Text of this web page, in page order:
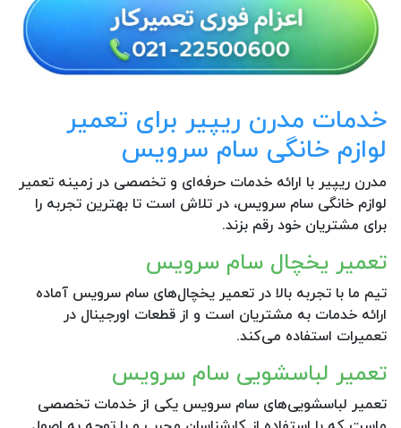
خدمات مدرن ریپیر برای تعمیر
لوازم خانگی سام سرویس
مدرن ریپیر با ارائه خدمات حرفه‌ای و تخصصی در زمینه تعمیر
لوازم خانگی سام سرویس، در تلاش است تا بهترین تجربه را
برای مشتریان خود رقم بزند.
تعمیر یخچال سام سرویس
تیم ما با تجربه بالا در تعمیر یخچال‌های سام سرویس آماده
ارائه خدمات به مشتریان است و از قطعات اورجینال در
تعمیرات استفاده می‌کند.
تعمیر لباسشویی سام سرویس
تعمیر لباسشویی‌های سام سرویس یکی از خدمات تخصصی